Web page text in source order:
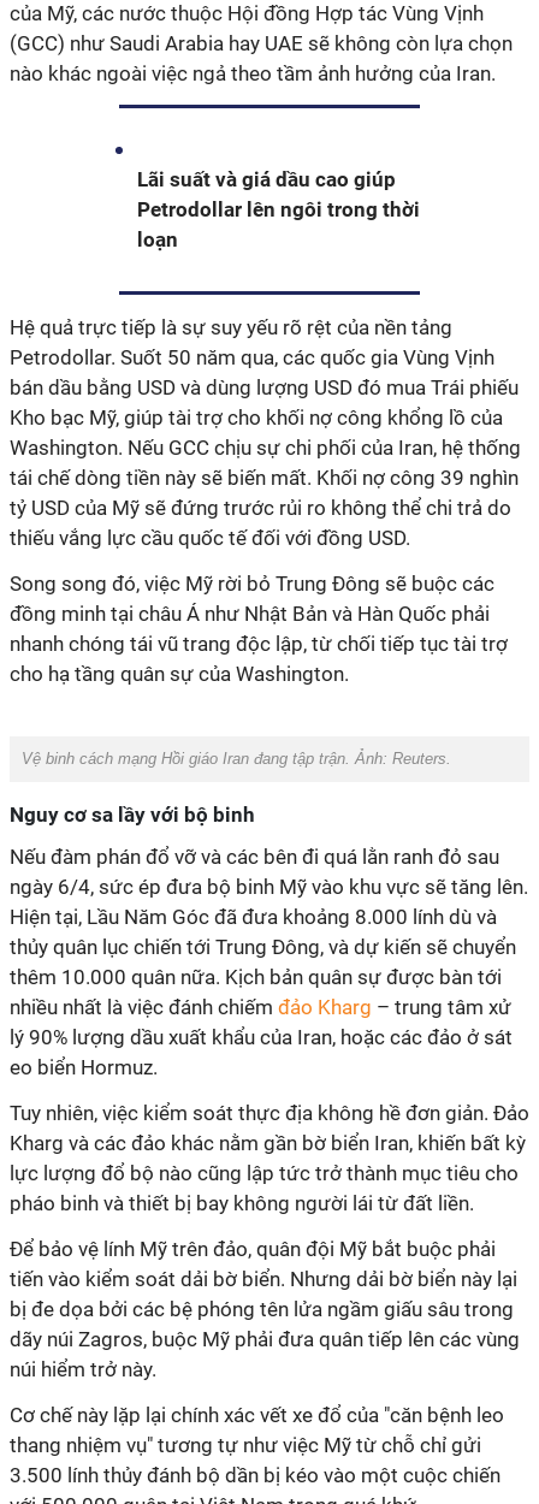
của Mỹ, các nước thuộc Hội đồng Hợp tác Vùng Vịnh
(GCC) như Saudi Arabia hay UAE sẽ không còn lựa chọn
nào khác ngoài việc ngả theo tầm ảnh hưởng của Iran.
Lãi suất và giá dầu cao giúp
Petrodollar lên ngôi trong thời
loạn
Hệ quả trực tiếp là sự suy yếu rõ rệt của nền tảng
Petrodollar. Suốt 50 năm qua, các quốc gia Vùng Vịnh
bán dầu bằng USD và dùng lượng USD đó mua Trái phiếu
Kho bạc Mỹ, giúp tài trợ cho khối nợ công khổng lồ của
Washington. Nếu GCC chịu sự chi phối của Iran, hệ thống
tái chế dòng tiền này sẽ biến mất. Khối nợ công 39 nghìn
tỷ USD của Mỹ sẽ đứng trước rủi ro không thể chi trả do
thiếu vắng lực cầu quốc tế đối với đồng USD.
Song song đó, việc Mỹ rời bỏ Trung Đông sẽ buộc các
đồng minh tại châu Á như Nhật Bản và Hàn Quốc phải
nhanh chóng tái vũ trang độc lập, từ chối tiếp tục tài trợ
cho hạ tầng quân sự của Washington.
Vệ binh cách mạng Hồi giáo Iran đang tập trận. Ảnh: Reuters.
Nguy cơ sa lầy với bộ binh
Nếu đàm phán đổ vỡ và các bên đi quá lằn ranh đỏ sau
ngày 6/4, sức ép đưa bộ binh Mỹ vào khu vực sẽ tăng lên.
Hiện tại, Lầu Năm Góc đã đưa khoảng 8.000 lính dù và
thủy quân lục chiến tới Trung Đông, và dự kiến sẽ chuyển
thêm 10.000 quân nữa. Kịch bản quân sự được bàn tới
nhiều nhất là việc đánh chiếm đảo Kharg – trung tâm xử
lý 90% lượng dầu xuất khẩu của Iran, hoặc các đảo ở sát
eo biển Hormuz.
Tuy nhiên, việc kiểm soát thực địa không hề đơn giản. Đảo
Kharg và các đảo khác nằm gần bờ biển Iran, khiến bất kỳ
lực lượng đổ bộ nào cũng lập tức trở thành mục tiêu cho
pháo binh và thiết bị bay không người lái từ đất liền.
Để bảo vệ lính Mỹ trên đảo, quân đội Mỹ bắt buộc phải
tiến vào kiểm soát dải bờ biển. Nhưng dải bờ biển này lại
bị đe dọa bởi các bệ phóng tên lửa ngầm giấu sâu trong
dãy núi Zagros, buộc Mỹ phải đưa quân tiếp lên các vùng
núi hiểm trở này.
Cơ chế này lặp lại chính xác vết xe đổ của "căn bệnh leo
thang nhiệm vụ" tương tự như việc Mỹ từ chỗ chỉ gửi
3.500 lính thủy đánh bộ dần bị kéo vào một cuộc chiến